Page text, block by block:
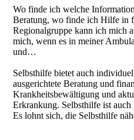
Wo finde ich welche
Beratung, wo finde ich Hilfe in
Regionalgruppe kann ich mich
mich, wenn es in meiner
und…
Selbsthilfe bietet auch
ausgerichtete Beratung und
Krankheitsbewältigung und
Erkrankung. Selbsthilfe ist auch
Es lohnt sich, die Selbsthilfe